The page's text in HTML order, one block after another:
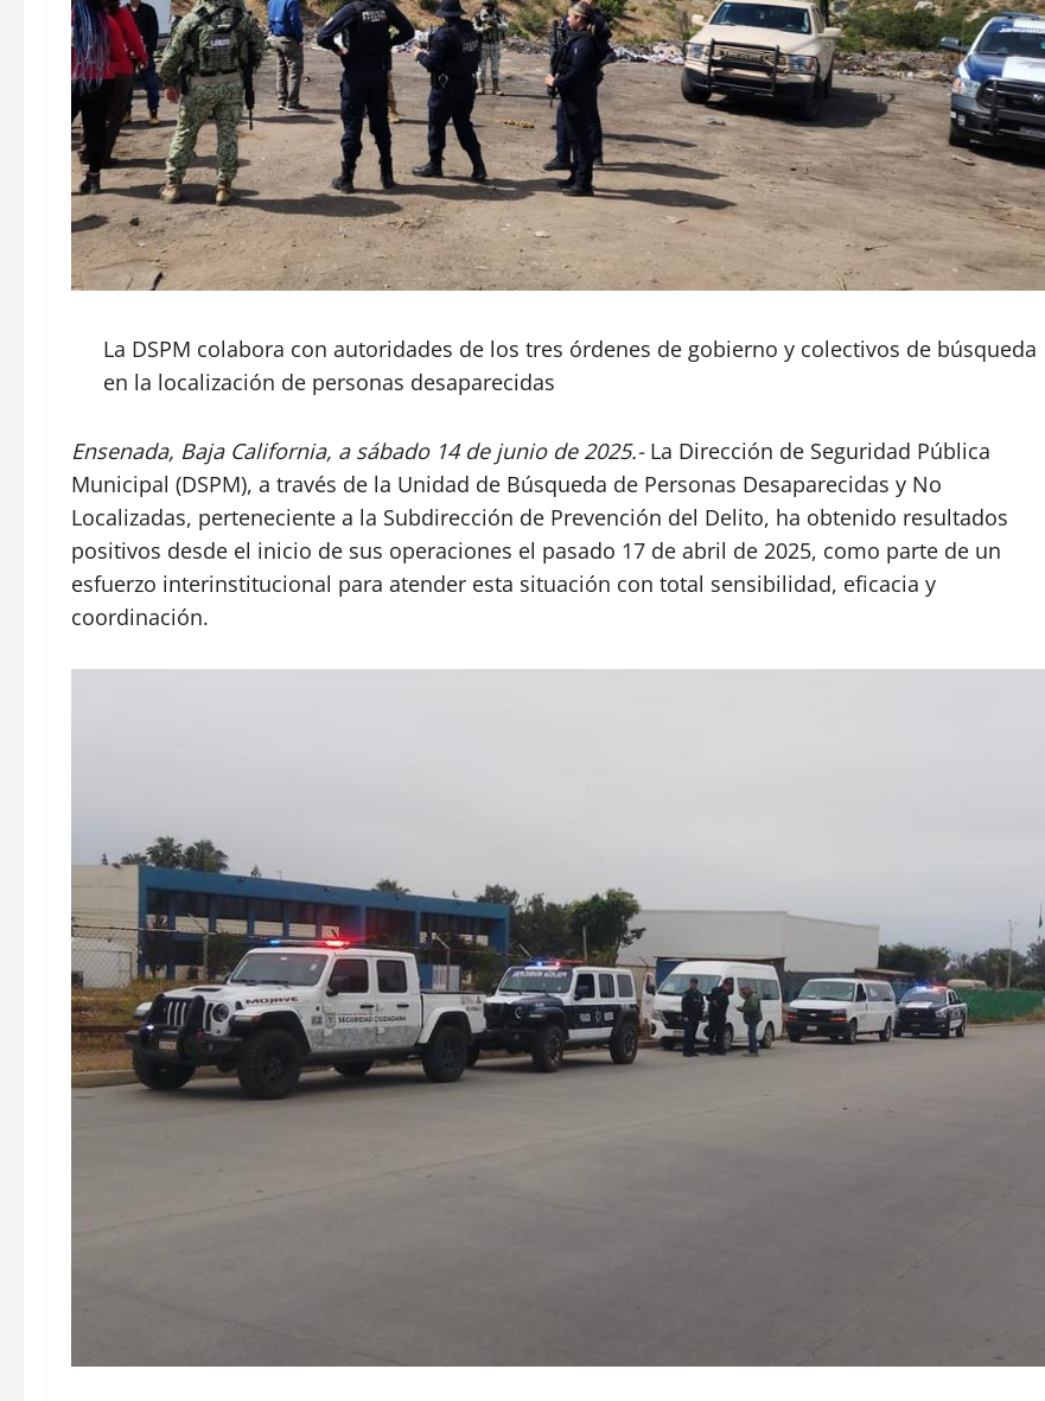
La DSPM colabora con autoridades de los tres órdenes de gobierno y colectivos de búsqueda
en la localización de personas desaparecidas
Ensenada, Baja California, a sábado 14 de junio de 2025.-La Dirección de Seguridad Pública
Municipal (DSPM), a través de la Unidad de Búsqueda de Personas Desaparecidas y No
Localizadas, perteneciente a la Subdirección de Prevención del Delito, ha obtenido resultados
positivos desde el inicio de sus operaciones el pasado 17 de abril de 2025, como parte de un
esfuerzo interinstitucional para atender esta situación con total sensibilidad, eficacia y
coordinación.